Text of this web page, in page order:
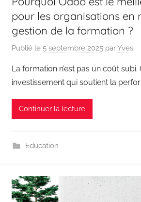
pour les organisations en
gestion de la formation ?
Publié le 5 septembre 2025 parYves
La formation n’est pas un coût subi.
investissement qui soutient la
Continuer la lecture
Education